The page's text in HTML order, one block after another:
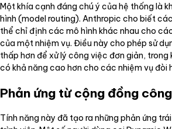
Một khía cạnh đáng chú ý của hệ thống là
hình (model routing). Anthropic cho biết
thể chỉ định các mô hình khác nhau cho
của một nhiệm vụ. Điều này cho phép sử
thấp hơn để xử lý công việc đơn giản, trong
có khả năng cao hơn cho các nhiệm vụ đòi
Phản ứng từ cộng đồng
Tính năng này đã tạo ra những phản ứng